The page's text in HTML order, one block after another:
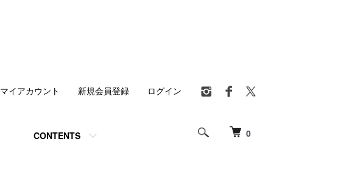
0
CONTENTS
マイアカウント 新規会員登録 ログイン